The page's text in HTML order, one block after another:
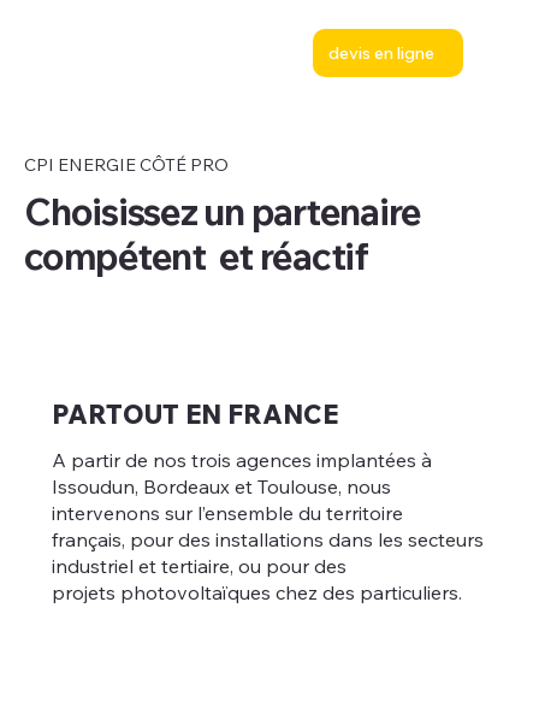
devis en ligne
CPI ENERGIE CÔTÉ PRO
Choisissez un partenaire
compétent et réactif
PARTOUT EN FRANCE
A partir de nos trois agences implantées à
Issoudun, Bordeaux et Toulouse, nous
intervenons sur l’ensemble du territoire
français, pour des installations dans les secteurs
industriel et tertiaire, ou pour des
projets photovoltaïques chez des particuliers.